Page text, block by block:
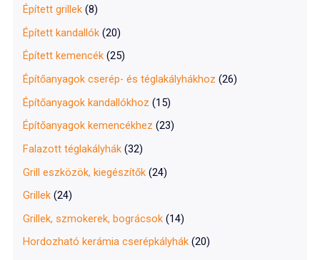
Épített grillek (8)
Épített kandallók (20)
Épített kemencék (25)
Építőanyagok cserép- és téglakályhákhoz (26)
Építőanyagok kandallókhoz (15)
Építőanyagok kemencékhez (23)
Falazott téglakályhák (32)
Grill eszközök, kiegészítők (24)
Grillek (24)
Grillek, szmokerek, bográcsok (14)
Hordozható kerámia cserépkályhák (20)